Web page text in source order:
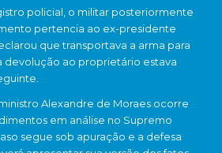
policial, o militar posteriormente
pertencia ao ex-presidente
que transportava a arma para
devolução ao proprietário estava
Alexandre de Moraes ocorre
em análise no Supremo
segue sob apuração e a defesa